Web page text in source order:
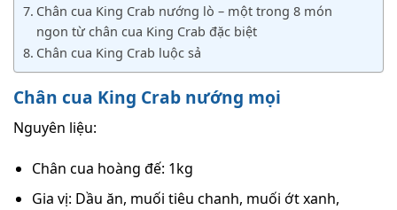
Chân cua King Crab nướng lò – một trong 8 món
ngon từ chân cua King Crab đặc biệt
Chân cua King Crab luộc sả
Chân cua King Crab nướng mọi
Nguyên liệu:
Chân cua hoàng đế: 1kg
Gia vị: Dầu ăn, muối tiêu chanh, muối ớt xanh,